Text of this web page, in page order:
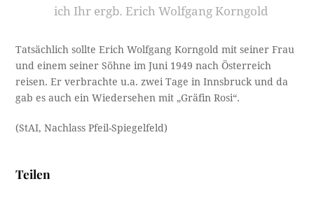
ich Ihr ergb. Erich Wolfgang Korngold
Tatsächlich sollte Erich Wolfgang Korngold mit seiner Frau
und einem seiner Söhne im Juni 1949 nach Österreich
reisen. Er verbrachte u.a. zwei Tage in Innsbruck und da
gab es auch ein Wiedersehen mit „Gräfin Rosi“.
(StAI, Nachlass Pfeil-Spiegelfeld)
Teilen